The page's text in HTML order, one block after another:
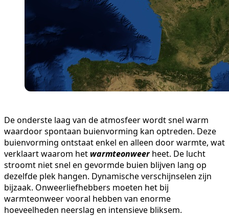
De onderste laag van de atmosfeer wordt snel warm
waardoor spontaan buienvorming kan optreden. Deze
buienvorming ontstaat enkel en alleen door warmte, wat
verklaart waarom het warmteonweerheet. De lucht
stroomt niet snel en gevormde buien blijven lang op
dezelfde plek hangen. Dynamische verschijnselen zijn
bijzaak. Onweerliefhebbers moeten het bij
warmteonweer vooral hebben van enorme
hoeveelheden neerslag en intensieve bliksem.